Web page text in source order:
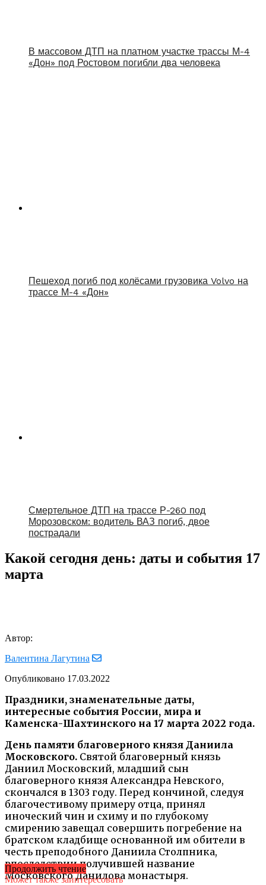
В массовом ДТП на платном участке трассы М-4
«Дон» под Ростовом погибли два человека
Пешеход погиб под колёсами грузовика Volvo на
трассе М-4 «Дон»
Смертельное ДТП на трассе Р-260 под
Морозовском: водитель ВАЗ погиб, двое
пострадали
Какой сегодня день: даты и события 17
марта
Автор:
Валентина Лагутина
Опубликовано 17.03.2022
Праздники, знаменательные даты,
интересные события России, мира и
Каменска-Шахтинского на 17 марта 2022 года.
День памяти благоверного князя Даниила
Московского. Святой благоверный князь
Даниил Московский, младший сын
благоверного князя Александра Невского,
скончался в 1303 году. Перед кончиной, следуя
благочестивому примеру отца, принял
иноческий чин и схиму и по глубокому
смирению завещал совершить погребение на
братском кладбище основанной им обители в
честь преподобного Даниила Столпника,
впоследствии получившей название
Московского Данилова монастыря.
Продолжить чтение
Может также заинтересовать